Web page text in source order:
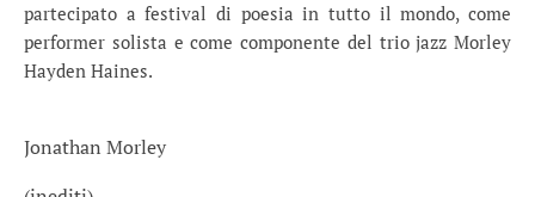
partecipato a festival di poesia in tutto il mondo, come
performer solista e come componente del trio jazz Morley
Hayden Haines.
Jonathan Morley